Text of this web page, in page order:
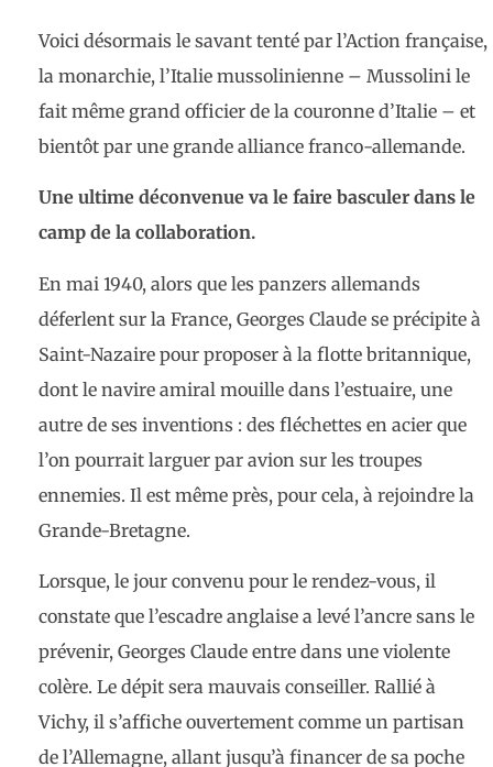
Voici désormais le savant tenté par l’Action française,
la monarchie, l’Italie mussolinienne – Mussolini le
fait même grand officier de la couronne d’Italie – et
bientôt par une grande alliance franco-allemande.
Une ultime déconvenue va le faire basculer dans le
camp de la collaboration.
En mai 1940, alors que les panzers allemands
déferlent sur la France, Georges Claude se précipite à
Saint-Nazaire pour proposer à la flotte britannique,
dont le navire amiral mouille dans l’estuaire, une
autre de ses inventions : des fléchettes en acier que
l’on pourrait larguer par avion sur les troupes
ennemies. Il est même près, pour cela, à rejoindre la
Grande-Bretagne.
Lorsque, le jour convenu pour le rendez-vous, il
constate que l’escadre anglaise a levé l’ancre sans le
prévenir, Georges Claude entre dans une violente
colère. Le dépit sera mauvais conseiller. Rallié à
Vichy, il s’affiche ouvertement comme un partisan
de l’Allemagne, allant jusqu’à financer de sa poche